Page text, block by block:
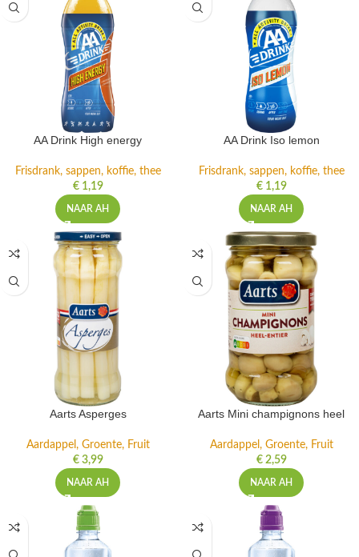
AA Drink High energy
Frisdrank, sappen, koffie, thee
€1,19
NAAR AH
AA Drink Iso lemon
Frisdrank, sappen, koffie, thee
€1,19
NAAR AH
Aarts Asperges
Aardappel, Groente, Fruit
€3,99
NAAR AH
Aarts Mini champignons heel
Aardappel, Groente, Fruit
€2,59
NAAR AH